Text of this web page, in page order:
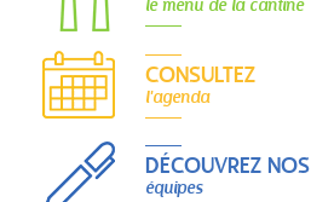
CONSULTEZ
l'agenda
DÉCOUVREZ NOS
équipes